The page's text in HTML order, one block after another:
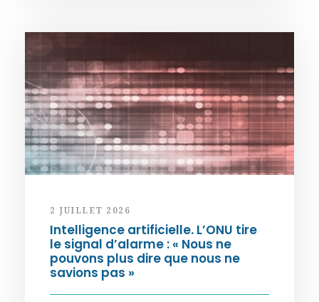
2 JUILLET 2026
Intelligence artificielle. L’ONU tire
le signal d’alarme : « Nous ne
pouvons plus dire que nous ne
savions pas »